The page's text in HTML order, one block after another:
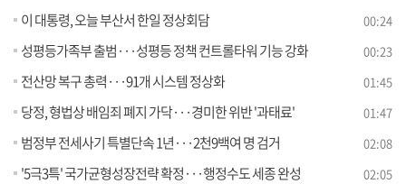
이 대통령, 오늘 부산서 한일 정상회담 00:24
성평등가족부 출범···성평등 정책 컨트롤타워 기능 강화 00:23
전산망 복구 총력···91개 시스템 정상화 01:45
당정, 형법상 배임죄 폐지 가닥···경미한 위반 '과태료' 01:47
범정부 전세사기 특별단속 1년···2천9백여 명 검거 02:08
'5극3특' 국가균형성장전략 확정···행정수도 세종 완성 02:05